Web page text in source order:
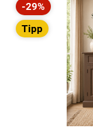
Rabatt
-29%
Tipp